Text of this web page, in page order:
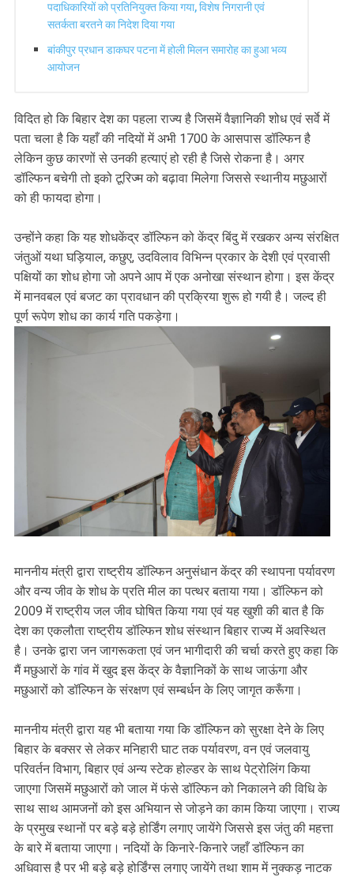
पदाधिकारियों को प्रतिनियुक्त किया गया, विशेष निगरानी एवं
सतर्कता बरतने का निदेश दिया गया
बांकीपुर प्रधान डाकघर पटना में होली मिलन समारोह का हुआ भव्य
आयोजन
विदित हो कि बिहार देश का पहला राज्य है जिसमें वैज्ञानिकी शोध एवं सर्वे में
पता चला है कि यहाँ की नदियों में अभी 1700 के आसपास डॉल्फिन है
लेकिन कुछ कारणों से उनकी हत्याएं हो रही है जिसे रोकना है। अगर
डॉल्फिन बचेगी तो इको टूरिज्म को बढ़ावा मिलेगा जिससे स्थानीय मछुआरों
को ही फायदा होगा।
उन्होंने कहा कि यह शोधकेंद्र डॉल्फिन को केंद्र बिंदु में रखकर अन्य संरक्षित
जंतुओं यथा घड़ियाल, कछुए, उदविलाव विभिन्न प्रकार के देशी एवं प्रवासी
पक्षियों का शोध होगा जो अपने आप में एक अनोखा संस्थान होगा। इस केंद्र
में मानवबल एवं बजट का प्रावधान की प्रक्रिया शुरू हो गयी है। जल्द ही
पूर्ण रूपेण शोध का कार्य गति पकड़ेगा।
माननीय मंत्री द्वारा राष्ट्रीय डॉल्फिन अनुसंधान केंद्र की स्थापना पर्यावरण
और वन्य जीव के शोध के प्रति मील का पत्थर बताया गया। डॉल्फिन को
2009 में राष्ट्रीय जल जीव घोषित किया गया एवं यह खुशी की बात है कि
देश का एकलौता राष्ट्रीय डॉल्फिन शोध संस्थान बिहार राज्य में अवस्थित
है। उनके द्वारा जन जागरूकता एवं जन भागीदारी की चर्चा करते हुए कहा कि
मैं मछुआरों के गांव में खुद इस केंद्र के वैज्ञानिकों के साथ जाऊंगा और
मछुआरों को डॉल्फिन के संरक्षण एवं सम्बर्धन के लिए जागृत करूँगा।
माननीय मंत्री द्वारा यह भी बताया गया कि डॉल्फिन को सुरक्षा देने के लिए
बिहार के बक्सर से लेकर मनिहारी घाट तक पर्यावरण, वन एवं जलवायु
परिवर्तन विभाग, बिहार एवं अन्य स्टेक होल्डर के साथ पेट्रोलिंग किया
जाएगा जिसमें मछुआरों को जाल में फंसे डॉल्फिन को निकालने की विधि के
साथ साथ आमजनों को इस अभियान से जोड़ने का काम किया जाएगा। राज्य
के प्रमुख स्थानों पर बड़े बड़े होर्डिंग लगाए जायेंगे जिससे इस जंतु की महत्ता
के बारे में बताया जाएगा। नदियों के किनारे-किनारे जहाँ डॉल्फिन का
अधिवास है पर भी बड़े बड़े होर्डिंग्स लगाए जायेंगे तथा शाम में नुक्कड़ नाटक